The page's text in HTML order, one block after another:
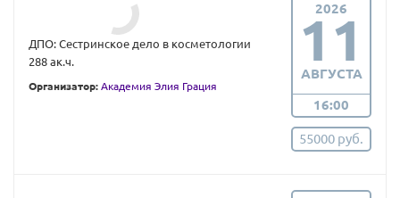
ДПО: Сестринское дело в косметологии
288 ак.ч.
Организатор: Академия Элия Грация
2026
11
АВГУСТА
16:00
55000 руб.